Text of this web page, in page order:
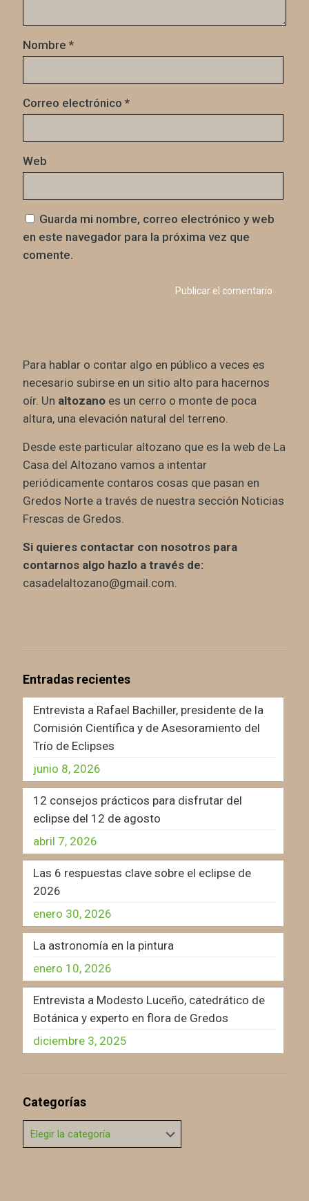
Nombre *
Correo electrónico *
Web
Guarda mi nombre, correo electrónico y web
en este navegador para la próxima vez que
comente.
Para hablar o contar algo en público a veces es
necesario subirse en un sitio alto para hacernos
oír. Un altozano es un cerro o monte de poca
altura, una elevación natural del terreno.
Desde este particular altozano que es la web de La
Casa del Altozano vamos a intentar
periódicamente contaros cosas que pasan en
Gredos Norte a través de nuestra sección Noticias
Frescas de Gredos.
Si quieres contactar con nosotros para
contarnos algo hazlo a través de:
casadelaltozano@gmail.com.
Entradas recientes
Entrevista a Rafael Bachiller, presidente de la
Comisión Científica y de Asesoramiento del
Trío de Eclipses
junio 8, 2026
12 consejos prácticos para disfrutar del
eclipse del 12 de agosto
abril 7, 2026
Las 6 respuestas clave sobre el eclipse de
2026
enero 30, 2026
La astronomía en la pintura
enero 10, 2026
Entrevista a Modesto Luceño, catedrático de
Botánica y experto en flora de Gredos
diciembre 3, 2025
Categorías
Categorías